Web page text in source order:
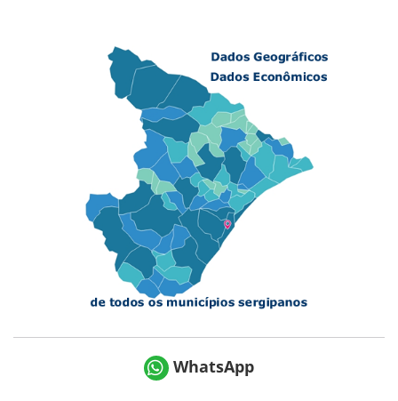
WhatsApp